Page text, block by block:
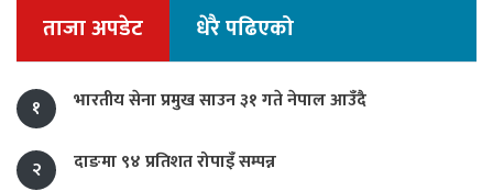
ताजा अपडेट धेरै पढिएको
१ भारतीय सेना प्रमुख साउन ३१ गते नेपाल आउँदै
२ दाङमा ९४ प्रतिशत रोपाइँ सम्पन्न